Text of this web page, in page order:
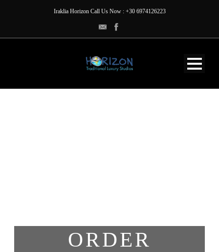
Iraklia Horizon Call Us Now : +30 6974126223
ORDER